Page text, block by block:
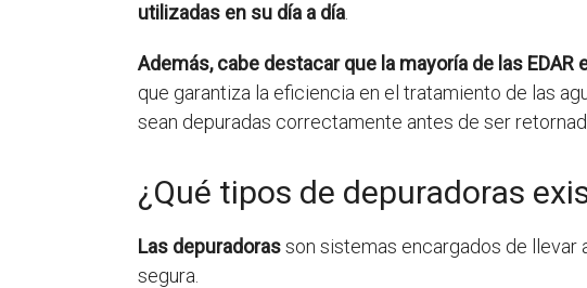
utilizadas en su día a día
Además, cabe destacar que la mayoría de las
que garantiza la eficiencia en el tratamiento de las
sean depuradas correctamente antes de ser
¿Qué tipos de depuradoras
Las depuradorasson sistemas encargados de llevar
segura.